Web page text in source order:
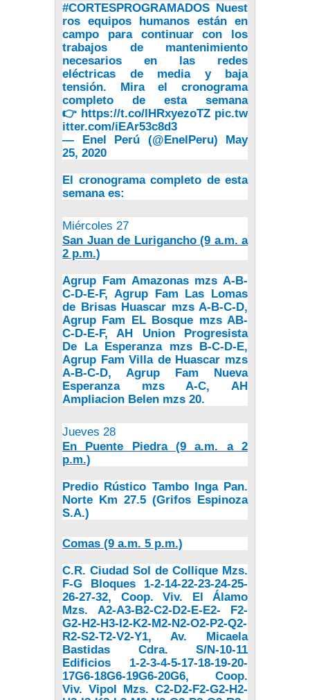
#CORTESPROGRAMADOS Nuest
ros equipos humanos están en
campo para continuar con los
trabajos de mantenimiento
necesarios en las redes
eléctricas de media y baja
tensión. Mira el cronograma
completo de esta semana
👉 https://t.co/lHRxyezoTZ pic.tw
itter.com/iEAr53c8d3
— Enel Perú (@EnelPeru)
May
25, 2020
El cronograma completo de esta
semana es:
Miércoles 27
San Juan de Lurigancho (9 a.m. a
2 p.m.)
Agrup Fam Amazonas mzs A-B-
C-D-E-F, Agrup Fam Las Lomas
de Brisas Huascar mzs A-B-C-D,
Agrup Fam EL Bosque mzs AB-
C-D-E-F, AH Union Progresista
De La Esperanza mzs B-C-D-E,
Agrup Fam Villa de Huascar mzs
A-B-C-D, Agrup Fam Nueva
Esperanza mzs A-C, AH
Ampliacion Belen mzs 20.
Jueves 28
En Puente Piedra (9 a.m. a 2
p.m.)
Predio Rústico Tambo Inga Pan.
Norte Km 27.5 (Grifos Espinoza
S.A.)
Comas (9 a.m. 5 p.m.)
C.R. Ciudad Sol de Collique Mzs.
F-G Bloques 1-2-14-22-23-24-25-
26-27-32, Coop. Viv. El Álamo
Mzs. A2-A3-B2-C2-D2-E-E2- F2-
G2-H2-H3-I2-K2-M2-N2-O2-P2-Q2-
R2-S2-T2-V2-Y1, Av. Micaela
Bastidas Cdra. S/N-10-11
Edificios 1-2-3-4-5-17-18-19-20-
17G6-18G6-19G6-20G6, Coop.
Viv. Vipol Mzs. C2-D2-F2-G2-H2-